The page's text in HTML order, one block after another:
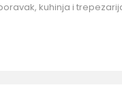
kuhinja i